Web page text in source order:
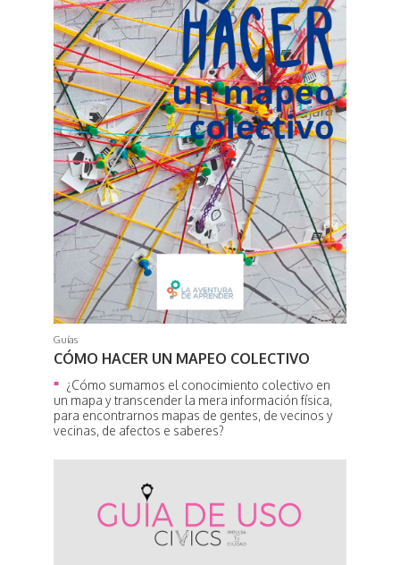
Guías
CÓMO HACER UN MAPEO COLECTIVO
¿Cómo sumamos el conocimiento colectivo en
un mapa y transcender la mera información física,
para encontrarnos mapas de gentes, de vecinos y
vecinas, de afectos e saberes?